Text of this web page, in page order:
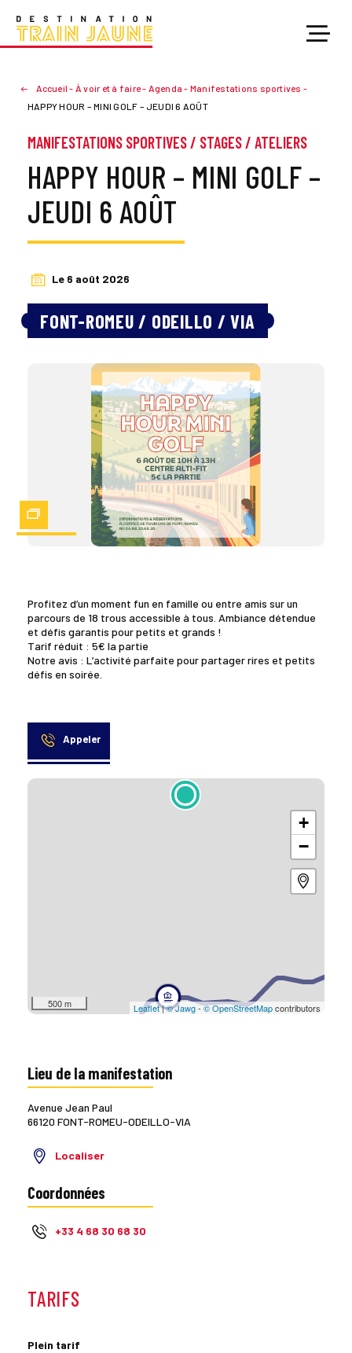
Accueil - À voir et à faire- Agenda - Manifestations sportives -
HAPPY HOUR – MINI GOLF – JEUDI 6 AOÛT
MANIFESTATIONS SPORTIVES/ STAGES / ATELIERS
HAPPY HOUR – MINI GOLF –
JEUDI 6 AOÛT
Le 6 août 2026
FONT-ROMEU / ODEILLO / VIA
Zoom
Profitez d’un moment fun en famille ou entre amis sur un
parcours de 18 trous accessible à tous. Ambiance détendue
et défis garantis pour petits et grands !
Tarif réduit : 5€ la partie
Notre avis : L’activité parfaite pour partager rires et petits
défis en soirée.
Appeler
+
−
500 m Leaflet|© Jawg-© OpenStreetMapcontributors
Lieu de la manifestation
Avenue Jean Paul
66120 FONT-ROMEU-ODEILLO-VIA
Localiser
Coordonnées
+33 4 68 30 68 30
TARIFS
Plein tarif